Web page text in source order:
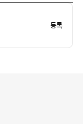
등록